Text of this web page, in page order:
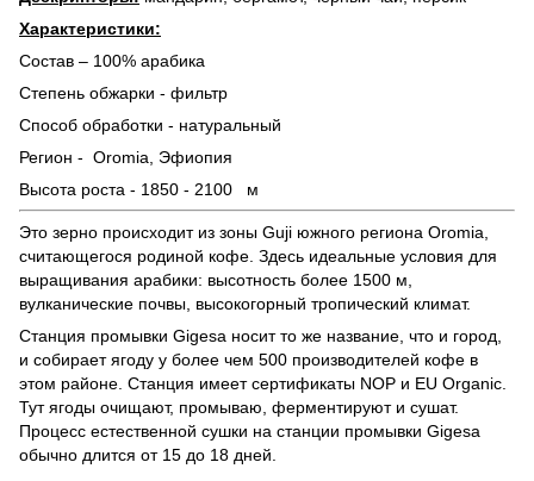
Характеристики:
Состав – 100% арабика
Степень обжарки - фильтр
Способ обработки - натуральный
Регион - Oromia, Эфиопия
Высота роста - 1850 - 2100 м
Это зерно происходит из зоны Guji южного региона Oromia,
считающегося родиной кофе. Здесь идеальные условия для
выращивания арабики: высотность более 1500 м,
вулканические почвы, высокогорный тропический климат.
Станция промывки Gigesa носит то же название, что и город,
и собирает ягоду у более чем 500 производителей кофе в
этом районе. Станция имеет сертификаты NOP и EU Organic.
Тут ягоды очищают, промываю, ферментируют и сушат.
Процесс естественной сушки на станции промывки Gigesa
обычно длится от 15 до 18 дней.